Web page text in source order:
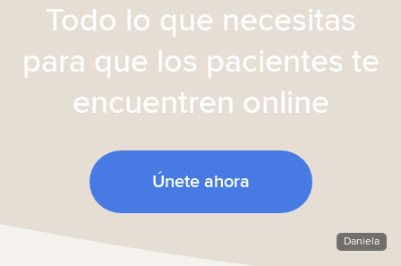
Todo lo que necesitas
para que los pacientes te
encuentren online
Únete ahora
Daniela